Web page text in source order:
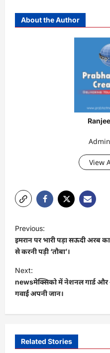
About the Author
View
o
s
t
n
a
v
g
Previous:
इमरान पर भारी पड़ा सऊदी अरब
से करनी पड़ी ‘तौबा’।
Next:
newsमेक्सिको में नेशनल गार्ड
गवाईं अपनी जान।
Related Stories